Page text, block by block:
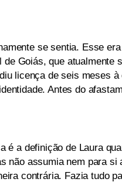
se sentia. Esse
Goiás, que atualmente
licença de seis meses à
Antes do
é a definição de Laura
não assumia nem para si
contrária. Fazia tudo